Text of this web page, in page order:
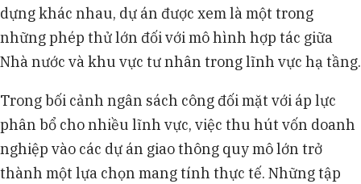
dựng khác nhau, dự án được xem là một trong
những phép thử lớn đối với mô hình hợp tác giữa
Nhà nước và khu vực tư nhân trong lĩnh vực hạ tầng.
Trong bối cảnh ngân sách công đối mặt với áp lực
phân bổ cho nhiều lĩnh vực, việc thu hút vốn doanh
nghiệp vào các dự án giao thông quy mô lớn trở
thành một lựa chọn mang tính thực tế. Những tập